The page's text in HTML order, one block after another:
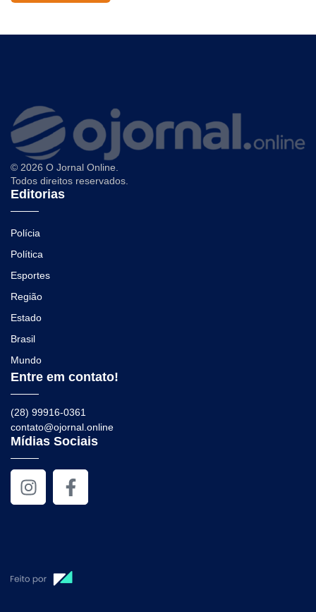
© 2026 O Jornal Online.
Todos direitos reservados.
Editorias
Polícia
Política
Esportes
Região
Estado
Brasil
Mundo
Entre em contato!
(28) 99916-0361
contato@ojornal.online
Mídias Sociais